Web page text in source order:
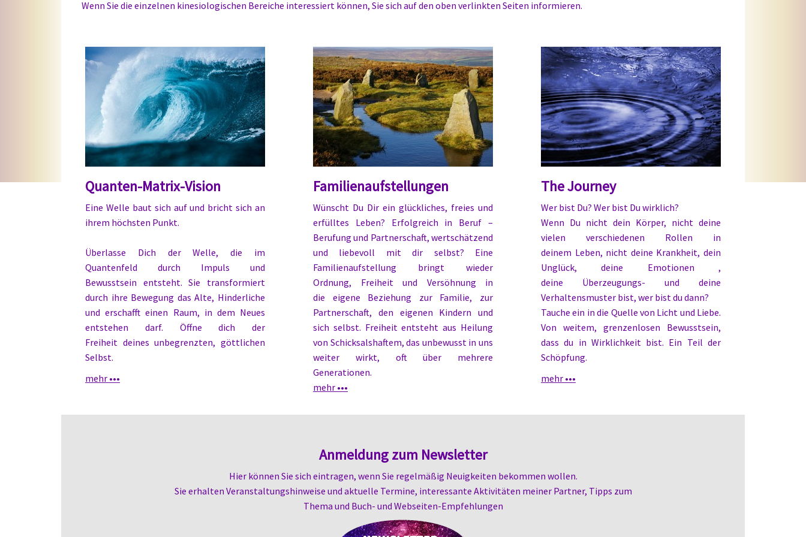
Wenn Sie die einzelnen kinesiologischen Bereiche interessiert können, Sie sich auf den oben verlinkten Seiten informieren.
Quanten-Matrix-Vision
Eine Welle baut sich auf und bricht sich an
ihrem höchsten Punkt.
Überlasse Dich der Welle, die im
Quantenfeld durch Impuls und
Bewusstsein entsteht. Sie transformiert
durch ihre Bewegung das Alte, Hinderliche
und erschafft einen Raum, in dem Neues
entstehen darf. Öffne dich der
Freiheit deines unbegrenzten, göttlichen
Selbst.
mehr •••
Familienaufstellungen
Wünscht Du Dir ein glückliches, freies und
erfülltes Leben? Erfolgreich in Beruf –
Berufung und Partnerschaft, wertschätzend
und liebevoll mit dir selbst? Eine
Familienaufstellung bringt wieder
Ordnung, Freiheit und Versöhnung in
die eigene Beziehung zur Familie, zur
Partnerschaft, den eigenen Kindern und
sich selbst. Freiheit entsteht aus Heilung
von Schicksalshaftem, das unbewusst in uns
weiter wirkt, oft über mehrere
Generationen.
mehr •••
The Journey
Wer bist Du? Wer bist Du wirklich?
Wenn Du nicht dein Körper, nicht deine
vielen verschiedenen Rollen in
deinem Leben, nicht deine Krankheit, dein
Unglück, deine Emotionen ,
deine Überzeugungs- und deine
Verhaltensmuster bist, wer bist du dann?
Tauche ein in die Quelle von Licht und Liebe.
Von weitem, grenzenlosen Bewusstsein,
dass du in Wirklichkeit bist. Ein Teil der
Schöpfung.
mehr •••
Anmeldung zum Newsletter
Hier können Sie sich eintragen, wenn Sie regelmäßig Neuigkeiten bekommen wollen.
Sie erhalten Veranstaltungshinweise und aktuelle Termine, interessante Aktivitäten meiner Partner, Tipps zum
Thema und Buch- und Webseiten-Empfehlungen